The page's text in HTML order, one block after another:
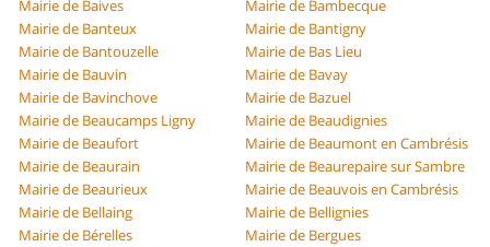
Mairie de Baives
Mairie de Bambecque
Mairie de Banteux
Mairie de Bantigny
Mairie de Bantouzelle
Mairie de Bas Lieu
Mairie de Bauvin
Mairie de Bavay
Mairie de Bavinchove
Mairie de Bazuel
Mairie de Beaucamps Ligny
Mairie de Beaudignies
Mairie de Beaufort
Mairie de Beaumont en Cambrésis
Mairie de Beaurain
Mairie de Beaurepaire sur Sambre
Mairie de Beaurieux
Mairie de Beauvois en Cambrésis
Mairie de Bellaing
Mairie de Bellignies
Mairie de Bérelles
Mairie de Bergues